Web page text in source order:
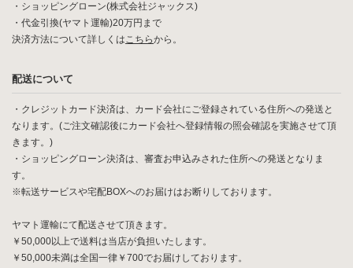
・ショッピングローン(株式会社ジャックス)
・代金引換(ヤマト運輸)20万円まで
決済方法について詳しくはこちらから。
配送について
・クレジットカード決済は、カード会社にご登録されている住所への発送と
なります。(ご注文確認後にカード会社へ登録情報の照会確認を実施させて頂
きます。)
・ショッピングローン決済は、審査お申込みされた住所への発送となりま
す。
※転送サービスや宅配BOXへのお届けはお断りしております。
ヤマト運輸にて配送させて頂きます。
￥50,000以上で送料は当店が負担いたします。
￥50,000未満は全国一律￥700でお届けしております。